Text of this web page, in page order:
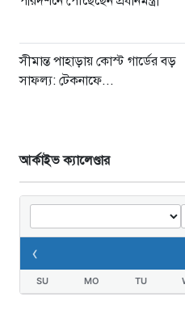
সীমান্ত পাহাড়ায় কোস্ট গার্ডের বড়
সাফল্য: টেকনাফে...
আর্কাইভ ক্যালেণ্ডার
‹
SU MO TU